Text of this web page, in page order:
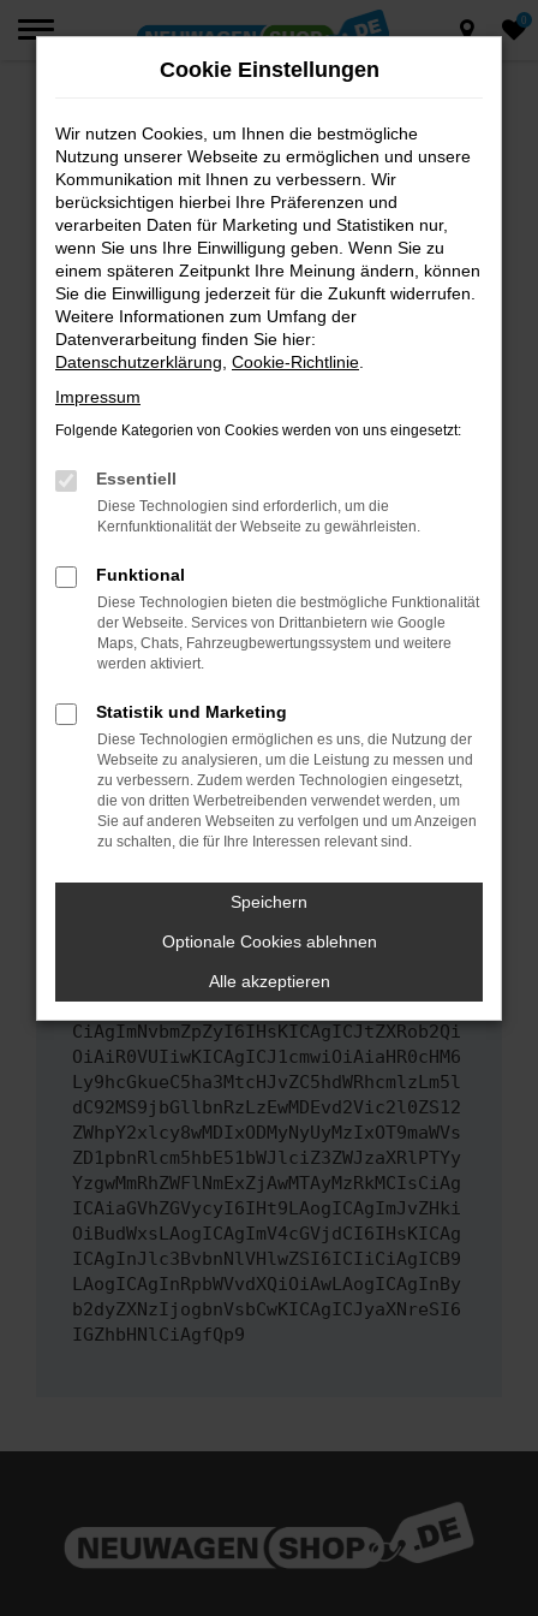
Zum
0
Fehler: Network Error
Beim Laden ist ein Fehler aufgetreten.
Hier sind ein paar Tipps, die dir helfen können:
Überprüfe deine Firewall und deine
Internetverbindung.
Laden andere Webseiten, zum Beispiel deine
Suchmaschine?
Prüfe deine Browsererweiterungen.
Manche Erweiterungen, wie Werbeblocker,
können das Laden bestimmter Seiten
anderen Browser oder in einem privaten
Fenster?
Starte dein Gerät neu.
Probleme zu beheben.
Stelle sicher, dass dein Browser und dein
Betriebssystem auf dem neuesten Stand
sind.
Veraltete Software birgt nicht nur ein
Sicherheitsrisiko, sondern kann auch dazu
führen, dass bestimmte Funktionen nicht mehr
unterstützt werden.
Wende dich an den Webseitenbetreiber.
Wenn du alle oben genannten Schritte versucht
versuchen, das Problem zu beheben. Du kannst
Fehlersuche zu unterstützen:
ewogICJuYW1lIjogIk5ldHdvcmtFcnJvciIs
CiAgImNvbmZpZyI6IHsKICAgICJtZXRob2Qi
OiAiR0VUIiwKICAgICJ1cmwiOiAiaHR0cHM6
Ly9hcGkueC5ha3MtcHJvZC5hdWRhcmlzLm5l
dC92MS9jbGllbnRzLzEwMDEvd2Vic2l0ZS12
ZWhpY2xlcy8wMDIxODMyNyUyMzIxOT9maWVs
ZD1pbnRlcm5hbE51bWJlciZ3ZWJzaXRlPTYy
YzgwMmRhZWFlNmExZjAwMTAyMzRkMCIsCiAg
ICAiaGVhZGVycyI6IHt9LAogICAgImJvZHki
OiBudWxsLAogICAgImV4cGVjdCI6IHsKICAg
ICAgInJlc3BvbnNlVHlwZSI6ICIiCiAgICB9
LAogICAgInRpbWVvdXQiOiAwLAogICAgInBy
b2dyZXNzIjogbnVsbCwKICAgICJyaXNreSI6
IGZhbHNlCiAgfQp9
Cookie Einstellungen
Wir nutzen Cookies, um Ihnen die bestmögliche
Nutzung unserer Webseite zu ermöglichen und unsere
Kommunikation mit Ihnen zu verbessern. Wir
berücksichtigen hierbei Ihre Präferenzen und
verarbeiten Daten für Marketing und Statistiken nur,
wenn Sie uns Ihre Einwilligung geben. Wenn Sie zu
einem späteren Zeitpunkt Ihre Meinung ändern, können
Sie die Einwilligung jederzeit für die Zukunft widerrufen.
Weitere Informationen zum Umfang der
Datenverarbeitung finden Sie hier:
Datenschutzerklärung Cookie-Richtlinie
Impressum
Folgende Kategorien von Cookies werden von uns eingesetzt:
Essentiell
Diese Technologien sind erforderlich, um die
Kernfunktionalität der Webseite zu gewährleisten.
Funktional
Diese Technologien bieten die bestmögliche Funktionalität
der Webseite. Services von Drittanbietern wie Google
Maps, Chats, Fahrzeugbewertungssystem und weitere
werden aktiviert.
Statistik und Marketing
Diese Technologien ermöglichen es uns, die Nutzung der
Webseite zu analysieren, um die Leistung zu messen und
zu verbessern. Zudem werden Technologien eingesetzt,
die von dritten Werbetreibenden verwendet werden, um
Sie auf anderen Webseiten zu verfolgen und um Anzeigen
zu schalten, die für Ihre Interessen relevant sind.
Speichern
Optionale Cookies ablehnen
Alle akzeptieren